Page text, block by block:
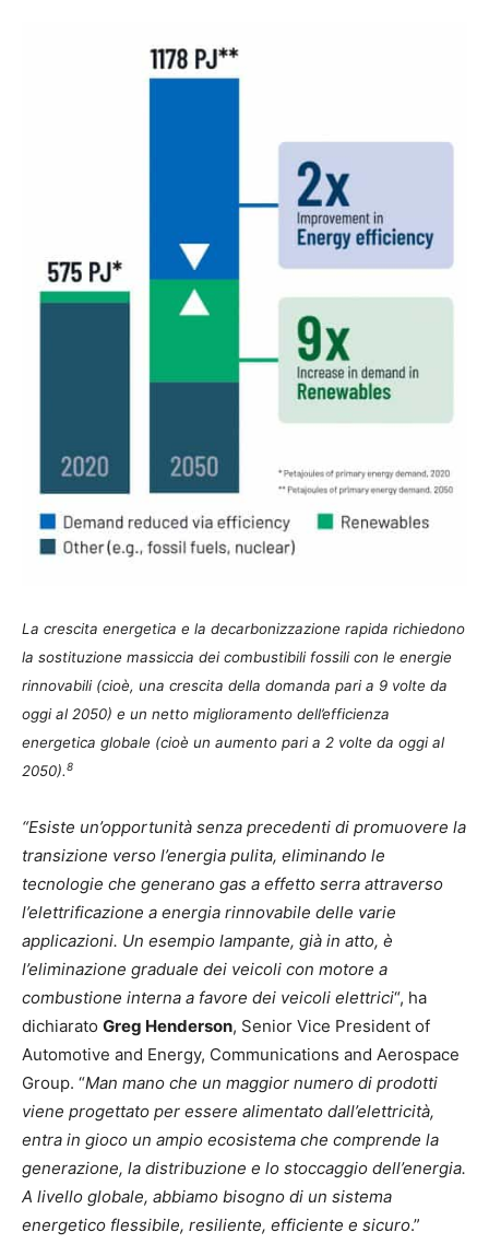
La crescita energetica e la decarbonizzazione rapida richiedono
la sostituzione massiccia dei combustibili fossili con le energie
rinnovabili (cioè, una crescita della domanda pari a 9 volte da
oggi al 2050) e un netto miglioramento dell’efficienza
energetica globale (cioè un aumento pari a 2 volte da oggi al
2050).8
“Esiste un’opportunità senza precedenti di promuovere la
transizione verso l’energia pulita, eliminando le
tecnologie che generano gas a effetto serra attraverso
l’elettrificazione a energia rinnovabile delle varie
applicazioni. Un esempio lampante, già in atto, è
l’eliminazione graduale dei veicoli con motore a
combustione interna a favore dei veicoli elettrici“, ha
dichiarato Greg Henderson, Senior Vice President of
Automotive and Energy, Communications and Aerospace
Group. “Man mano che un maggior numero di prodotti
viene progettato per essere alimentato dall’elettricità,
entra in gioco un ampio ecosistema che comprende la
generazione, la distribuzione e lo stoccaggio dell’energia.
A livello globale, abbiamo bisogno di un sistema
energetico flessibile, resiliente, efficiente e sicuro.”